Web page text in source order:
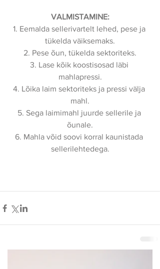
VALMISTAMINE:
1. Eemalda sellerivartelt lehed, pese ja
tükelda väiksemaks.
2. Pese õun, tükelda sektoriteks.
3. Lase kõik koostisosad läbi
mahlapressi.
4. Lõika laim sektoriteks ja pressi välja
mahl.
5. Sega laimimahl juurde sellerile ja
õunale.
6. Mahla võid soovi korral kaunistada
sellerilehtedega.